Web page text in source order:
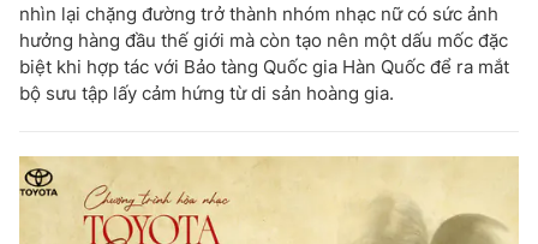
nhìn lại chặng đường trở thành nhóm nhạc nữ có sức ảnh
hưởng hàng đầu thế giới mà còn tạo nên một dấu mốc đặc
biệt khi hợp tác với Bảo tàng Quốc gia Hàn Quốc để ra mắt
bộ sưu tập lấy cảm hứng từ di sản hoàng gia.